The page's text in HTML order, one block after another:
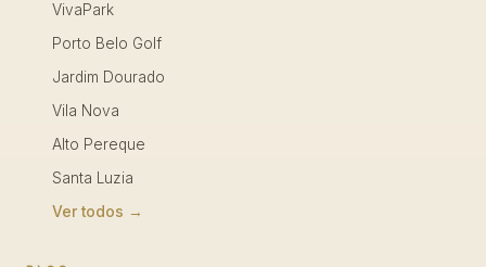
VivaPark
Porto Belo Golf
Jardim Dourado
Vila Nova
Alto Pereque
Santa Luzia
Ver todos →